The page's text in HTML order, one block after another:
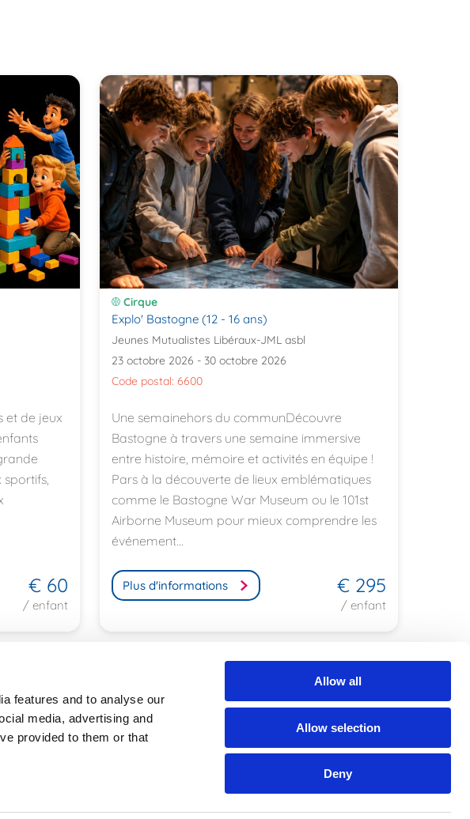
features and to analyse our
media, advertising and
provided to them or that
Allow all
Allow selection
Deny
et de jeux
sportifs,
€ 60
/ enfant
Cirque
Explo' Bastogne (12 - 16 ans)
Jeunes Mutualistes Libéraux-JML asbl
23 octobre 2026 - 30 octobre 2026
Code postal: 6600
Une semainehors du communDécouvre
Bastogne à travers une semaine immersive
entre histoire, mémoire et activités en équipe !
Pars à la découverte de lieux emblématiques
comme le Bastogne War Museum ou le 101st
Airborne Museum pour mieux comprendre les
événement...
Plus d'informations € 295
/ enfant
près de chez vous